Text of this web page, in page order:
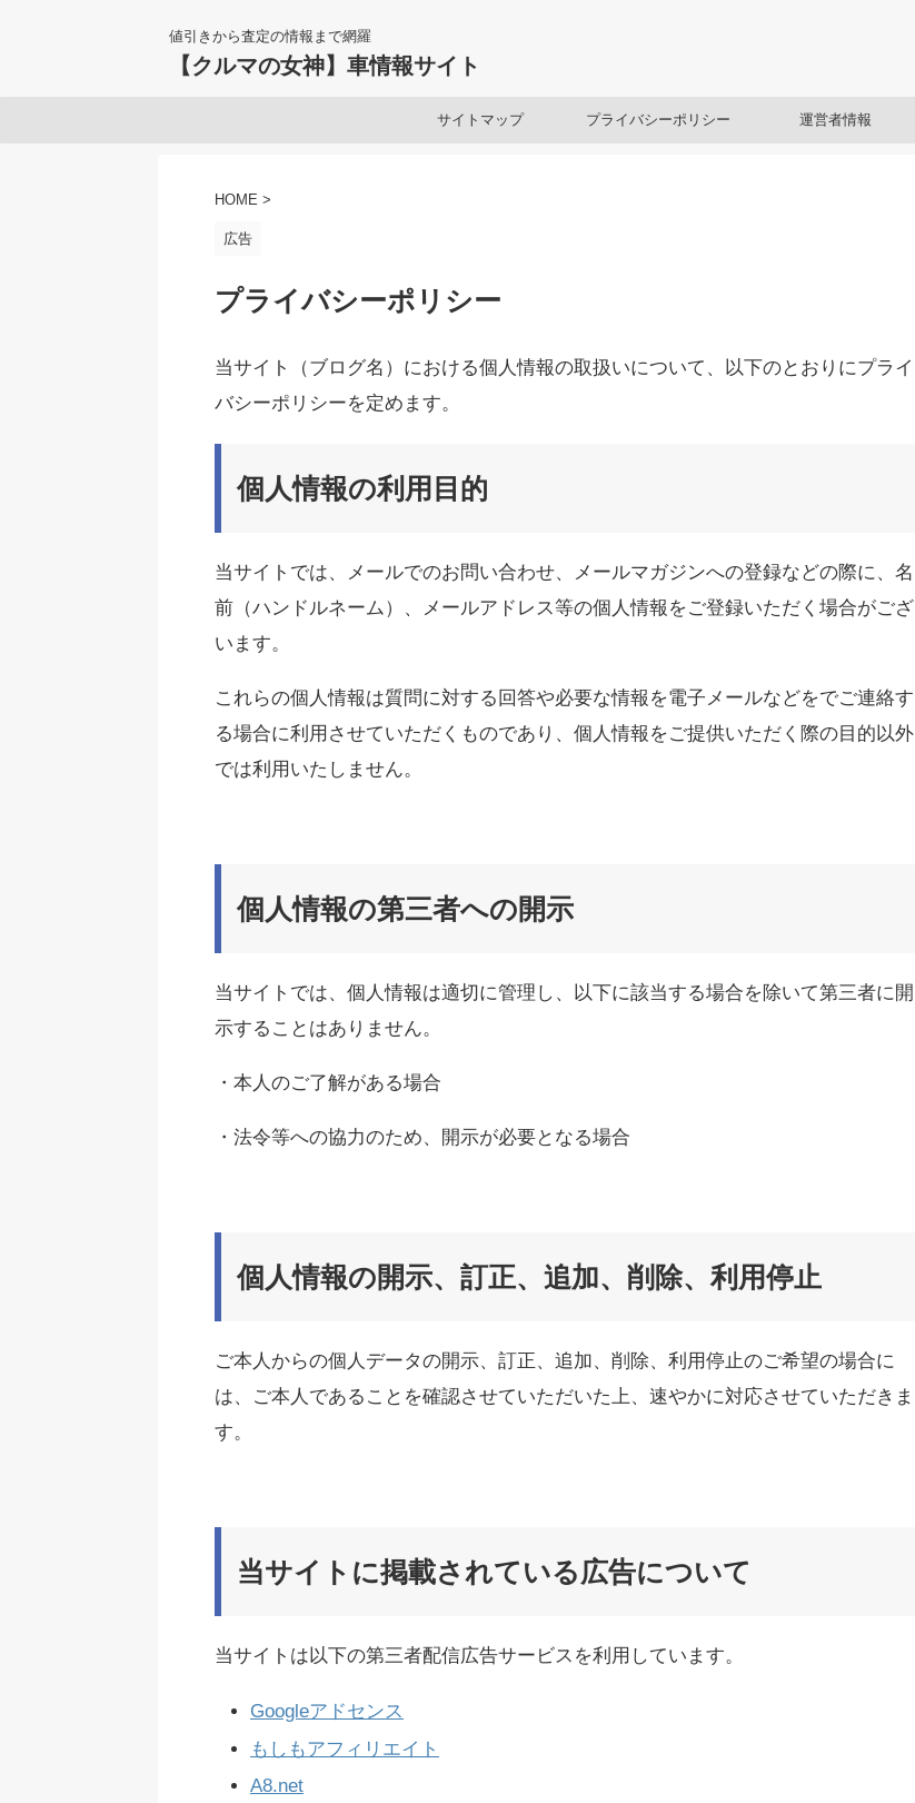
値引きから査定の情報まで網羅
【クルマの女神】車情報サイト
サイトマップ プライバシーポリシー 運営者情報
HOME >
広告
プライバシーポリシー
当サイト（ブログ名）における個人情報の取扱いについて、以下のとおりにプライ
バシーポリシーを定めます。
個人情報の利用目的
当サイトでは、メールでのお問い合わせ、メールマガジンへの登録などの際に、名
前（ハンドルネーム）、メールアドレス等の個人情報をご登録いただく場合がござ
います。
これらの個人情報は質問に対する回答や必要な情報を電子メールなどをでご連絡す
る場合に利用させていただくものであり、個人情報をご提供いただく際の目的以外
では利用いたしません。
個人情報の第三者への開示
当サイトでは、個人情報は適切に管理し、以下に該当する場合を除いて第三者に開
示することはありません。
・本人のご了解がある場合
・法令等への協力のため、開示が必要となる場合
個人情報の開示、訂正、追加、削除、利用停止
ご本人からの個人データの開示、訂正、追加、削除、利用停止のご希望の場合に
は、ご本人であることを確認させていただいた上、速やかに対応させていただきま
す。
当サイトに掲載されている広告について
当サイトは以下の第三者配信広告サービスを利用しています。
Googleアドセンス
もしもアフィリエイト
A8.net